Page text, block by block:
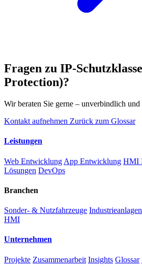
Fragen zu IP-
Protection)?
Wir beraten Sie gerne – unverbindlich und
Kontakt aufnehmen Zurück zum Glossar
Leistungen
Web Entwicklung App Entwicklung HMI
Lösungen DevOps
Branchen
Sonder- & Nutzfahrzeuge Industrieanlagen
HMI
Unternehmen
Projekte Zusammenarbeit Insights Glossar